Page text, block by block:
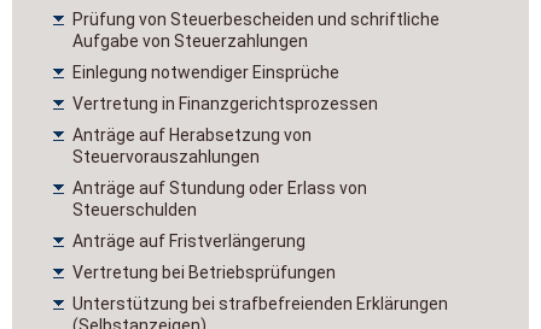
Prüfung von Steuerbescheiden und schriftliche
Aufgabe von Steuerzahlungen
Einlegung notwendiger Einsprüche
Vertretung in Finanzgerichtsprozessen
Anträge auf Herabsetzung von
Steuervorauszahlungen
Anträge auf Stundung oder Erlass von
Steuerschulden
Anträge auf Fristverlängerung
Vertretung bei Betriebsprüfungen
Unterstützung bei strafbefreienden Erklärungen